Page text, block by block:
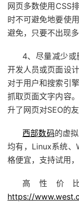
网页多数使用CSS
时不可避免地要使
避免，只要不出现
4、尽量减少
开发人员或页面设
对于用户和搜索引
抓取页面文字内容
升了网页对SEO的友
西部数码的虚
均有，Linux系统
格便宜，支持试用
高性价
https://